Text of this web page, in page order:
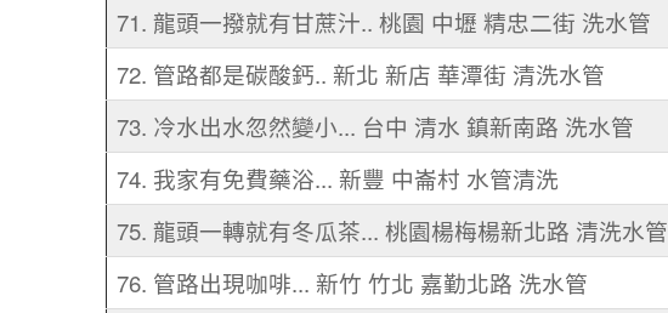
71. 龍頭一撥就有甘蔗汁.. 桃園 中壢 精忠二街 洗水管
72. 管路都是碳酸鈣.. 新北 新店 華潭街 清洗水管
73. 冷水出水忽然變小... 台中 清水 鎮新南路 洗水管
74. 我家有免費藥浴... 新豐 中崙村 水管清洗
75. 龍頭一轉就有冬瓜茶... 桃園楊梅楊新北路 清洗水管
76. 管路出現咖啡... 新竹 竹北 嘉勤北路 洗水管